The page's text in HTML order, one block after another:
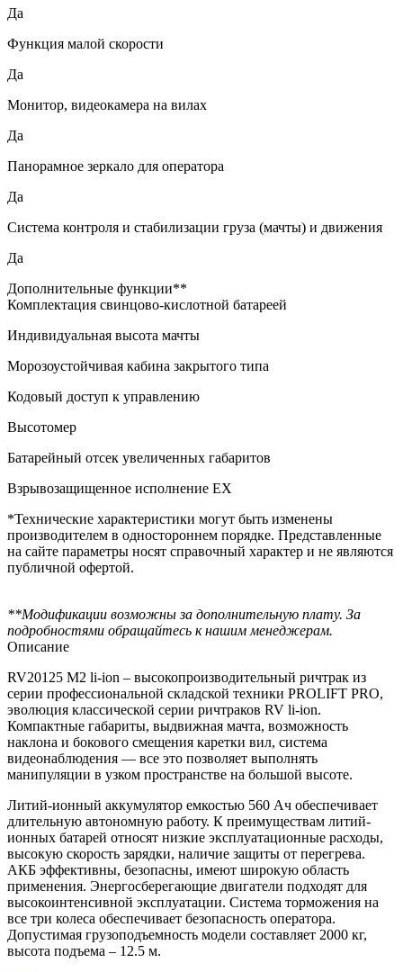
Да
Функция малой скорости
Да
Монитор, видеокамера на вилах
Да
Панорамное зеркало для оператора
Да
Система контроля и стабилизации груза (мачты) и движения
Да
Дополнительные функции**
Комплектация свинцово-кислотной батареей
Индивидуальная высота мачты
Морозоустойчивая кабина закрытого типа
Кодовый доступ к управлению
Высотомер
Батарейный отсек увеличенных габаритов
Взрывозащищенное исполнение EX
*Технические характеристики могут быть изменены
производителем в одностороннем порядке. Представленные
на сайте параметры носят справочный характер и не являются
публичной офертой.
**Модификации возможны за дополнительную плату. За
подробностями обращайтесь к нашим менеджерам.
Описание
RV20125 M2 li-ion – высокопроизводительный ричтрак из
серии профессиональной складской техники PROLIFT PRO,
эволюция классической серии ричтраков RV li-ion.
Компактные габариты, выдвижная мачта, возможность
наклона и бокового смещения каретки вил, система
видеонаблюдения — все это позволяет выполнять
манипуляции в узком пространстве на большой высоте.
Литий-ионный аккумулятор емкостью 560 Ач обеспечивает
длительную автономную работу. К преимуществам литий-
ионных батарей относят низкие эксплуатационные расходы,
высокую скорость зарядки, наличие защиты от перегрева.
АКБ эффективны, безопасны, имеют широкую область
применения. Энергосберегающие двигатели подходят для
высокоинтенсивной эксплуатации. Система торможения на
все три колеса обеспечивает безопасность оператора.
Допустимая грузоподъемность модели составляет 2000 кг,
высота подъема – 12.5 м.